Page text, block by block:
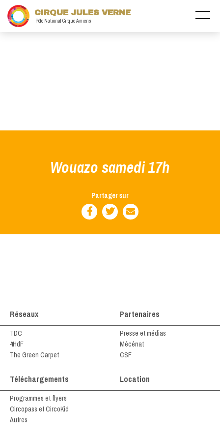
CIRQUE JULES VERNE
Pôle National Cirque Amiens
Wouazo samedi 17h
Partager sur
Réseaux
TDC
4HdF
The Green Carpet
Partenaires
Presse et médias
Mécénat
CSF
Téléchargements
Programmes et flyers
Circopass et CircoKid
Autres
Location